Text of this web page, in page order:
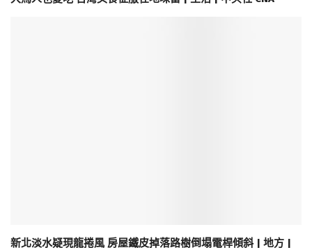
新北淡水疑現龍捲風 房屋鐵皮掉落路樹倒塌電桿傾斜 | 地方 |